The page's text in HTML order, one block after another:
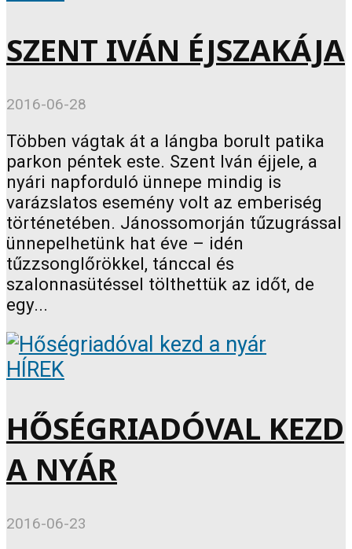
SZENT IVÁN ÉJSZAKÁJA
2016-06-28
Többen vágtak át a lángba borult patika
parkon péntek este. Szent Iván éjjele, a
nyári napforduló ünnepe mindig is
varázslatos esemény volt az emberiség
történetében. Jánossomorján tűzugrással
ünnepelhetünk hat éve – idén
tűzzsonglőrökkel, tánccal és
szalonnasütéssel tölthettük az időt, de
egy...
HÍREK
HŐSÉGRIADÓVAL KEZD
A NYÁR
2016-06-23